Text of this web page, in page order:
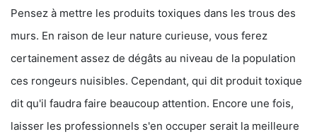
Pensez à mettre les produits toxiques dans les trous des
murs. En raison de leur nature curieuse, vous ferez
certainement assez de dégâts au niveau de la population
ces rongeurs nuisibles. Cependant, qui dit produit toxique
dit qu'il faudra faire beaucoup attention. Encore une fois,
laisser les professionnels s'en occuper serait la meilleure